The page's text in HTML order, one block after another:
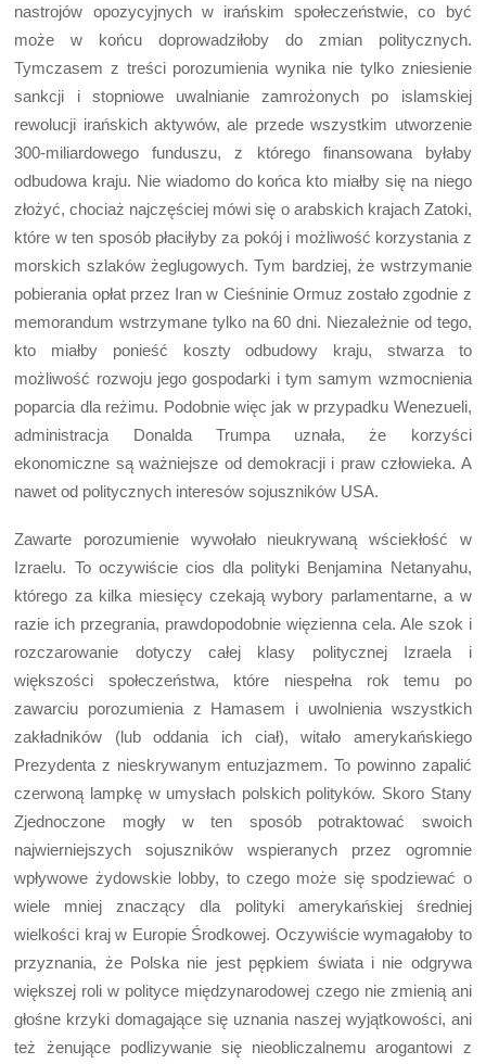
nastrojów opozycyjnych w irańskim społeczeństwie, co być
może w końcu doprowadziłoby do zmian politycznych.
Tymczasem z treści porozumienia wynika nie tylko zniesienie
sankcji i stopniowe uwalnianie zamrożonych po islamskiej
rewolucji irańskich aktywów, ale przede wszystkim utworzenie
300-miliardowego funduszu, z którego finansowana byłaby
odbudowa kraju. Nie wiadomo do końca kto miałby się na niego
złożyć, chociaż najczęściej mówi się o arabskich krajach Zatoki,
które w ten sposób płaciłyby za pokój i możliwość korzystania z
morskich szlaków żeglugowych. Tym bardziej, że wstrzymanie
pobierania opłat przez Iran w Cieśninie Ormuz zostało zgodnie z
memorandum wstrzymane tylko na 60 dni. Niezależnie od tego,
kto miałby ponieść koszty odbudowy kraju, stwarza to
możliwość rozwoju jego gospodarki i tym samym wzmocnienia
poparcia dla reżimu. Podobnie więc jak w przypadku Wenezueli,
administracja Donalda Trumpa uznała, że korzyści
ekonomiczne są ważniejsze od demokracji i praw człowieka. A
nawet od politycznych interesów sojuszników USA.
Zawarte porozumienie wywołało nieukrywaną wściekłość w
Izraelu. To oczywiście cios dla polityki Benjamina Netanyahu,
którego za kilka miesięcy czekają wybory parlamentarne, a w
razie ich przegrania, prawdopodobnie więzienna cela. Ale szok i
rozczarowanie dotyczy całej klasy politycznej Izraela i
większości społeczeństwa, które niespełna rok temu po
zawarciu porozumienia z Hamasem i uwolnienia wszystkich
zakładników (lub oddania ich ciał), witało amerykańskiego
Prezydenta z nieskrywanym entuzjazmem. To powinno zapalić
czerwoną lampkę w umysłach polskich polityków. Skoro Stany
Zjednoczone mogły w ten sposób potraktować swoich
najwierniejszych sojuszników wspieranych przez ogromnie
wpływowe żydowskie lobby, to czego może się spodziewać o
wiele mniej znaczący dla polityki amerykańskiej średniej
wielkości kraj w Europie Środkowej. Oczywiście wymagałoby to
przyznania, że Polska nie jest pępkiem świata i nie odgrywa
większej roli w polityce międzynarodowej czego nie zmienią ani
głośne krzyki domagające się uznania naszej wyjątkowości, ani
też żenujące podlizywanie się nieobliczalnemu arogantowi z